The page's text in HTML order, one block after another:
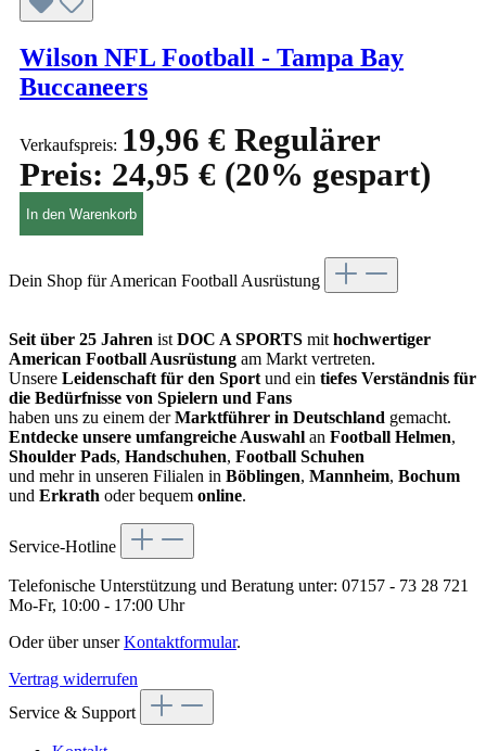
Wilson NFL Football - Tampa Bay
Buccaneers
Verkaufspreis: 19,96 € Regulärer
Preis: 24,95 € (20% gespart)
In den Warenkorb
Dein Shop für American Football Ausrüstung
Seit über 25 Jahren istDOC A SPORTS mithochwertiger
American Football Ausrüstung am Markt vertreten.
Unsere Leidenschaft für den Sportund ein tiefes Verständnis für
die Bedürfnisse von Spielern und Fans
haben uns zu einem derMarktführer in Deutschland gemacht.
Entdecke unsere umfangreiche Auswahl an Football Helmen,
Shoulder Pads, Handschuhen, Football Schuhen
und mehr in unseren Filialen in Böblingen, Mannheim, Bochum
und Erkrath oder bequem online.
Service-Hotline
Telefonische Unterstützung und Beratung unter: 07157 - 73 28 721
Mo-Fr, 10:00 - 17:00 Uhr
Oder über unserKontaktformular.
Vertrag widerrufen
Service & Support